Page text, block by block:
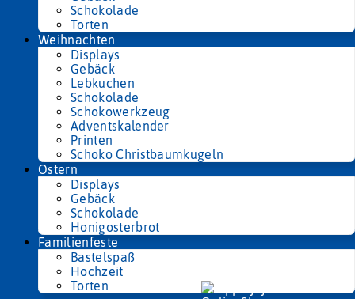
Schokolade
Torten
Weihnachten
Displays
Gebäck
Lebkuchen
Schokolade
Schokowerkzeug
Adventskalender
Printen
Schoko Christbaumkugeln
Ostern
Displays
Gebäck
Schokolade
Honigosterbrot
Familienfeste
Bastelspaß
Hochzeit
Torten